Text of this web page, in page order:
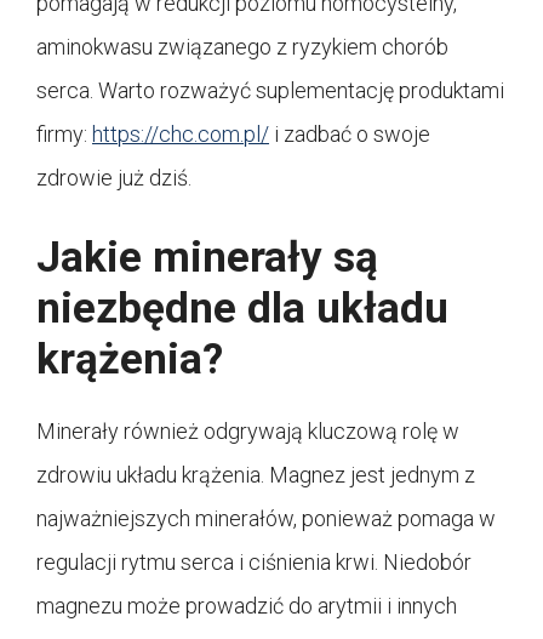
aminokwasu związanego z ryzykiem chorób
serca. Warto rozważyć suplementację produktami
firmy: https://chc.com.pl/ i zadbać o swoje
zdrowie już dziś.
Jakie minerały są
niezbędne dla układu
krążenia?
Minerały również odgrywają kluczową rolę w
zdrowiu układu krążenia. Magnez jest jednym z
najważniejszych minerałów, ponieważ pomaga w
regulacji rytmu serca i ciśnienia krwi. Niedobór
magnezu może prowadzić do arytmii i innych